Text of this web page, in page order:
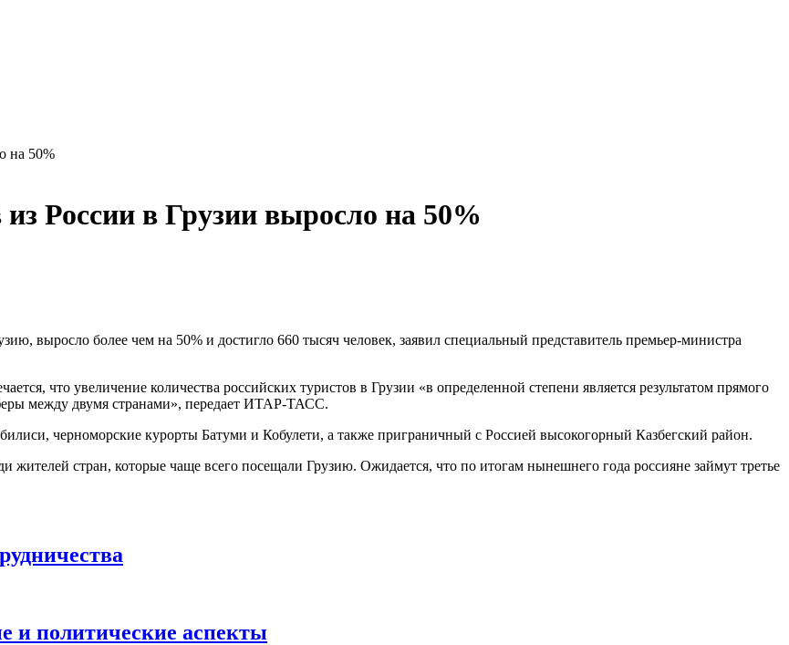
на 50%
России в Грузии выросло на 50%
выросло более чем на 50% и достигло 660 тысяч человек, заявил специальный представитель премьер-министра
что увеличение количества российских туристов в Грузии «в определенной степени является результатом прямого
между двумя странами», передает ИТАР-ТАСС.
черноморские курорты Батуми и Кобулети, а также приграничный с Россией высокогорный Казбегский район.
жителей стран, которые чаще всего посещали Грузию. Ожидается, что по итогам нынешнего года россияне займут третье
и политические аспекты